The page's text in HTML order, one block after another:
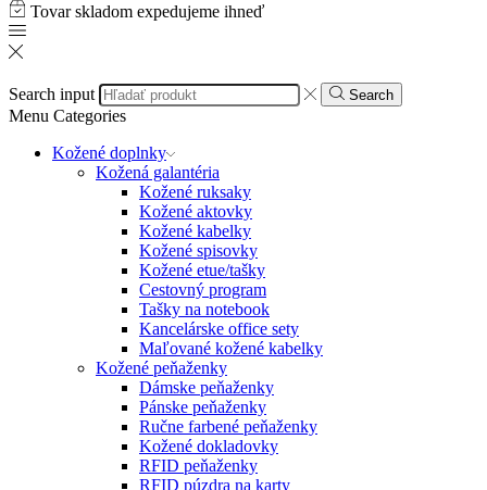
Tovar skladom expedujeme ihneď
Search input Search
Menu Categories
Kožené doplnky
Kožená galantéria
Kožené ruksaky
Kožené aktovky
Kožené kabelky
Kožené spisovky
Kožené etue/tašky
Cestovný program
Tašky na notebook
Kancelárske office sety
Maľované kožené kabelky
Kožené peňaženky
Dámske peňaženky
Pánske peňaženky
Ručne farbené peňaženky
Kožené dokladovky
RFID peňaženky
RFID púzdra na karty